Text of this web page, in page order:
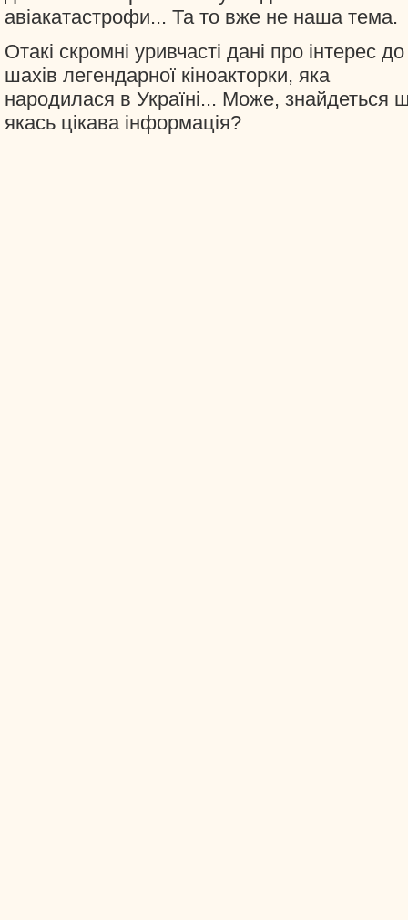
авіакатастрофи... Та то вже не наша тема.
Отакі скромні уривчасті дані про інтерес до
шахів легендарної кіноакторки, яка
народилася в Україні... Може, знайдеться
якась цікава інформація?